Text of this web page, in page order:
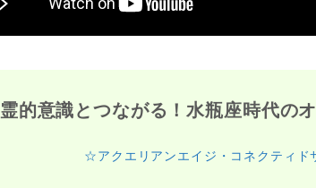
霊的意識とつながる！水瓶座時代の
☆アクエリアンエイジ・コネクティド